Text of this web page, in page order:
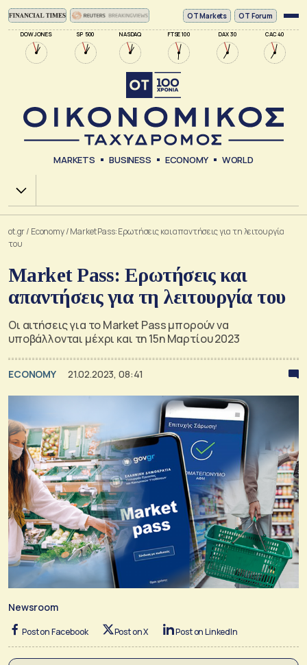
DOW JONES SP 500 NASDAQ FTSE 100 DAX 30 CAC 40
ΟΤ Markets OT Forum
MARKETS BUSINESS ECONOMY WORLD
Χ.Α.
ot.gr/ Economy/Market Pass: Ερωτήσεις και απαντήσεις για τη λειτουργία
του
Market Pass: Ερωτήσεις και
απαντήσεις για τη λειτουργία του
Οι αιτήσεις για το Market Pass μπορούν να
υποβάλλονται μέχρι και τη 15η Μαρτίου 2023
ECONOMY 21.02.2023, 08:41
Newsroom
Post on Facebook Post on X Post on LinkedIn